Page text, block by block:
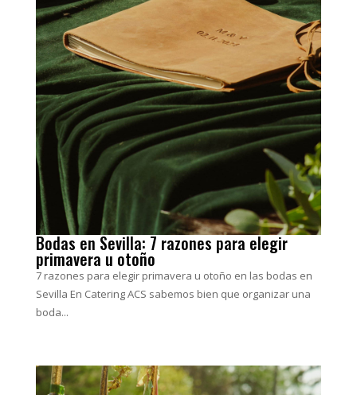
Bodas en Sevilla: 7 razones para elegir
primavera u otoño
7 razones para elegir primavera u otoño en las bodas en
Sevilla En Catering ACS sabemos bien que organizar una
boda...